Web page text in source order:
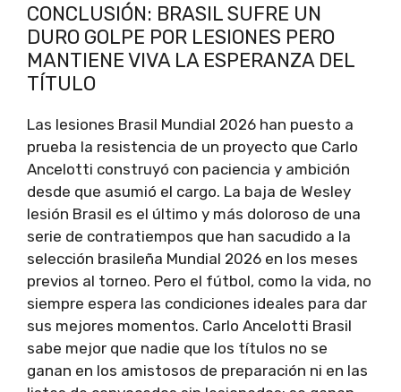
CONCLUSIÓN: BRASIL SUFRE UN
DURO GOLPE POR LESIONES PERO
MANTIENE VIVA LA ESPERANZA DEL
TÍTULO
Las lesiones Brasil Mundial 2026 han puesto a
prueba la resistencia de un proyecto que Carlo
Ancelotti construyó con paciencia y ambición
desde que asumió el cargo. La baja de Wesley
lesión Brasil es el último y más doloroso de una
serie de contratiempos que han sacudido a la
selección brasileña Mundial 2026 en los meses
previos al torneo. Pero el fútbol, como la vida, no
siempre espera las condiciones ideales para dar
sus mejores momentos. Carlo Ancelotti Brasil
sabe mejor que nadie que los títulos no se
ganan en los amistosos de preparación ni en las